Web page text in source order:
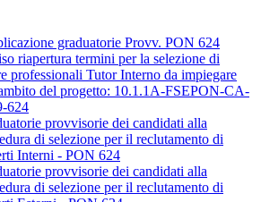
graduatorie Provv. PON 624
riapertura termini per la selezione di
professionali Tutor Interno da impiegare
del progetto: 10.1.1A-FSEPON-CA-
624
provvisorie dei candidati alla
di selezione per il reclutamento di
Interni - PON 624
provvisorie dei candidati alla
di selezione per il reclutamento di